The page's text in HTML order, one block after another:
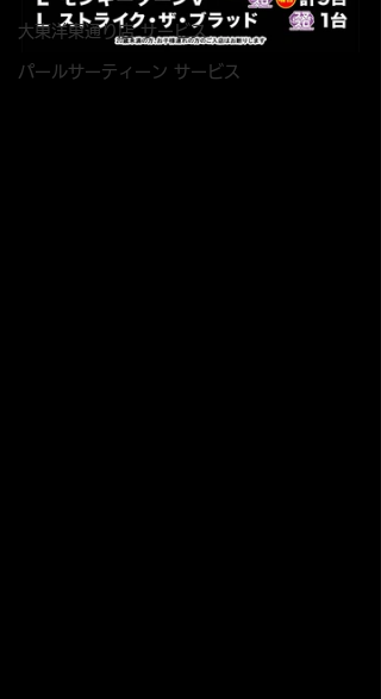
大東洋東通り店 サービス
パールサーティーン サービス